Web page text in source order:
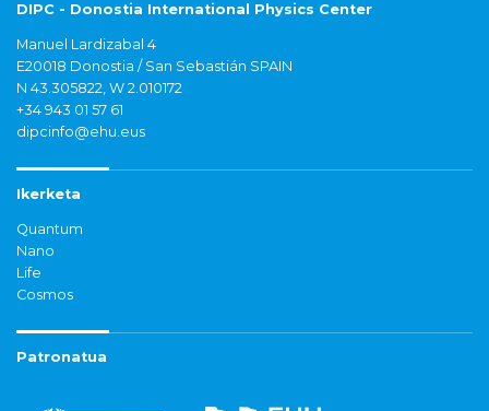
DIPC - Donostia International Physics Center
Manuel Lardizabal 4
E20018 Donostia / San Sebastián SPAIN
N 43.305822, W 2.010172
+34 943 01 57 61
dipcinfo@ehu.eus
Ikerketa
Quantum
Nano
Life
Cosmos
Patronatua